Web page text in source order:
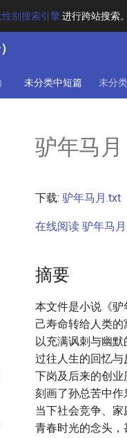
别搜索引擎进行跨站搜索。
未分类中短篇 未分
驴年马月
下载: 驴年马月.txt
在线阅读 驴年马
摘要
本文件是小说《
己寿命转给人类
以充满讽刺与幽
过往人生的回忆
下岗及后来的创
刻画了孙总苦中作
当下社会竞争、
青春时光的念头，